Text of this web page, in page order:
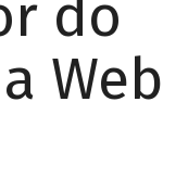
do
Web